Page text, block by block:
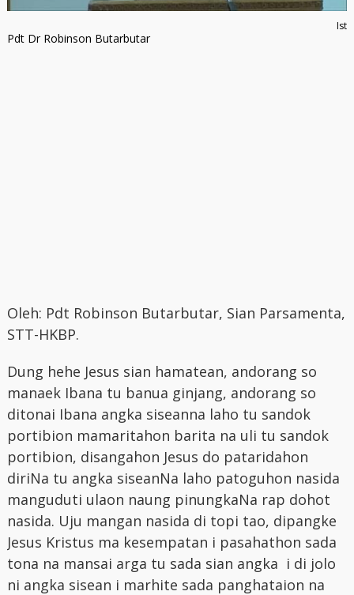
Ist
Pdt Dr Robinson Butarbutar
Oleh: Pdt Robinson Butarbutar, Sian Parsamenta,
STT-HKBP.
Dung hehe Jesus sian hamatean, andorang so
manaek Ibana tu banua ginjang, andorang so
ditonai Ibana angka siseanna laho tu sandok
portibion mamaritahon barita na uli tu sandok
portibion, disangahon Jesus do pataridahon
diriNa tu angka siseanNa laho patoguhon nasida
manguduti ulaon naung pinungkaNa rap dohot
nasida. Uju mangan nasida di topi tao, dipangke
Jesus Kristus ma kesempatan i pasahathon sada
tona na mansai arga tu sada sian angka i di jolo
ni angka sisean i marhite sada panghataion na